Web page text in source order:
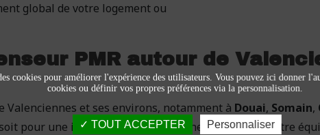
global de votre logement ou
PMR autour de
et ses environs, notamment à Douai, Somain,
soit pour une installation neuve ou une rénovation, notre
cookies pour améliorer l'expérience des utilisateurs. Vous pouvez ici donner
cookies ou définir vos propres préférences via la personnalisation.
TOUT ACCEPTER Personnaliser